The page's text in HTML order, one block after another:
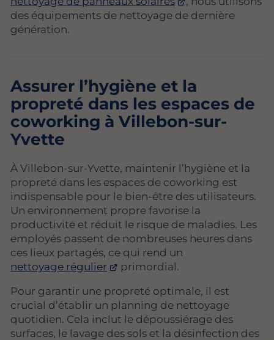
des équipements de nettoyage de dernière
génération.
Assurer l’hygiène et la
propreté dans les espaces de
coworking à Villebon-sur-
Yvette
À Villebon-sur-Yvette, maintenir l’hygiène et la
propreté dans les espaces de coworking est
indispensable pour le bien-être des utilisateurs.
Un environnement propre favorise la
productivité et réduit le risque de maladies. Les
employés passent de nombreuses heures dans
ces lieux partagés, ce qui rend un
nettoyage régulier
primordial.
Pour garantir une propreté optimale, il est
crucial d’établir un planning de nettoyage
quotidien. Cela inclut le dépoussiérage des
surfaces, le lavage des sols et la désinfection des